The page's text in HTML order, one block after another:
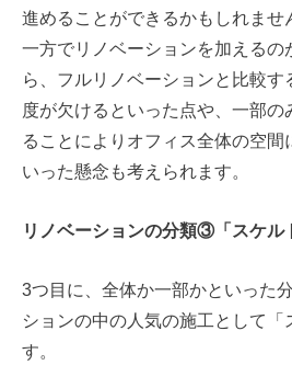
進めることができるかもしれませ
一方でリノベーションを加えるの
ら、フルリノベーションと比較す
度が欠けるといった点や、一部の
ることによりオフィス全体の空間
いった懸念も考えられます。
リノベーションの分類③「スケル
3つ目に、全体か一部かといった
ションの中の人気の施工として「
す。